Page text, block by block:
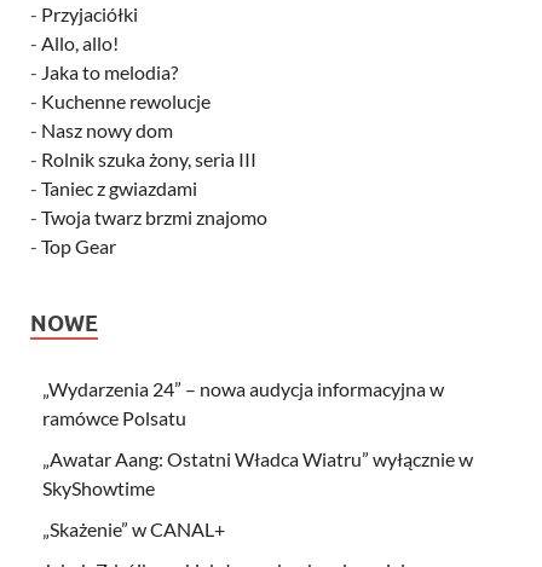
- Przyjaciółki
- Allo, allo!
- Jaka to melodia?
- Kuchenne rewolucje
- Nasz nowy dom
- Rolnik szuka żony, seria III
- Taniec z gwiazdami
- Twoja twarz brzmi znajomo
- Top Gear
NOWE
„Wydarzenia 24” – nowa audycja informacyjna w
ramówce Polsatu
„Awatar Aang: Ostatni Władca Wiatru” wyłącznie w
SkyShowtime
„Skażenie” w CANAL+